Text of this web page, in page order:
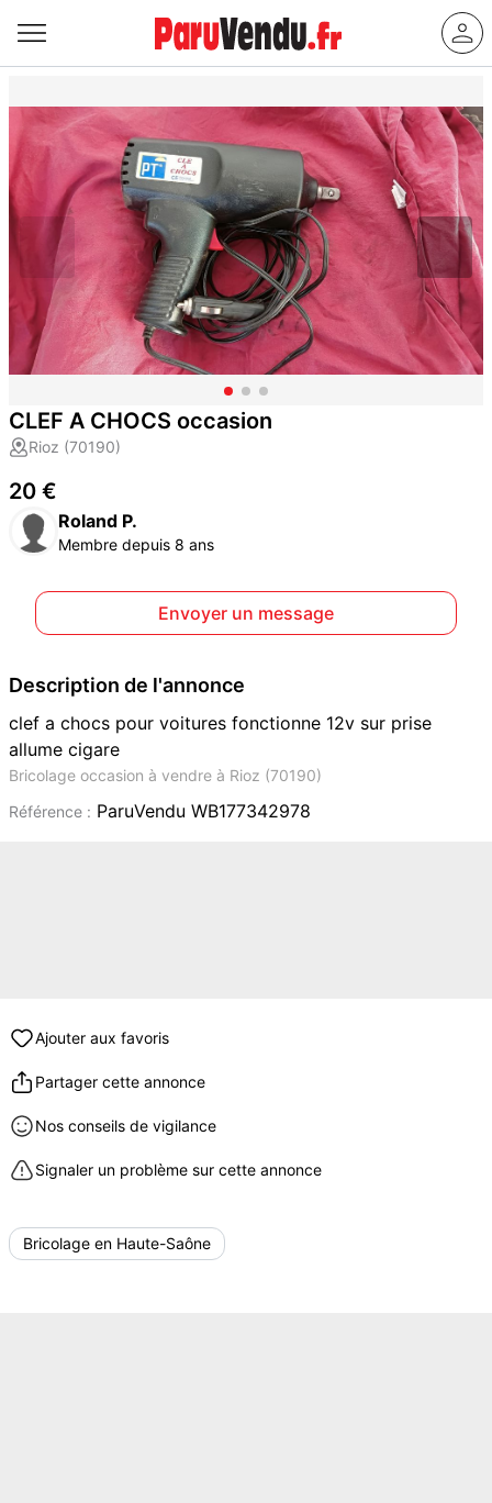
CLEF A CHOCS occasion
Rioz (70190)
20 €
Roland P.
Membre depuis 8 ans
Envoyer un message
Description de l'annonce
clef a chocs pour voitures fonctionne 12v sur prise
allume cigare
Bricolage occasion à vendre à Rioz (70190)
Référence : ParuVendu WB177342978
Ajouter aux favoris
Partager cette annonce
Nos conseils de vigilance
Signaler un problème sur cette annonce
Bricolage en Haute-Saône